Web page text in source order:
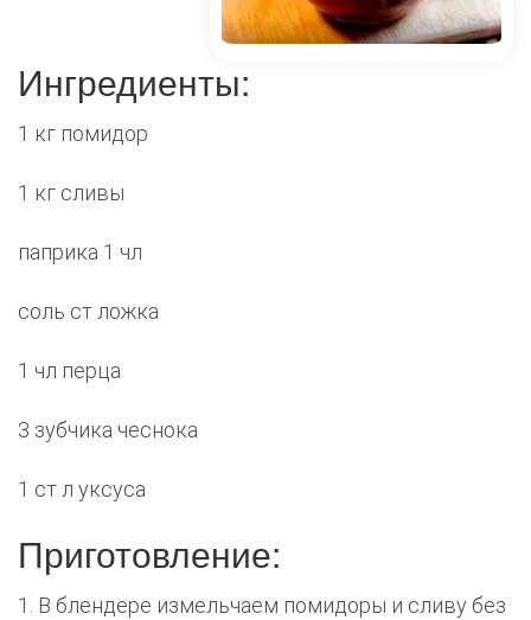
Ингредиенты:
1 кг помидор
1 кг сливы
паприка 1 чл
соль ст ложка
1 чл перца
3 зубчика чеснока
1 ст л уксуса
Приготовление:
1. В блендере измельчаем помидоры и сливу без